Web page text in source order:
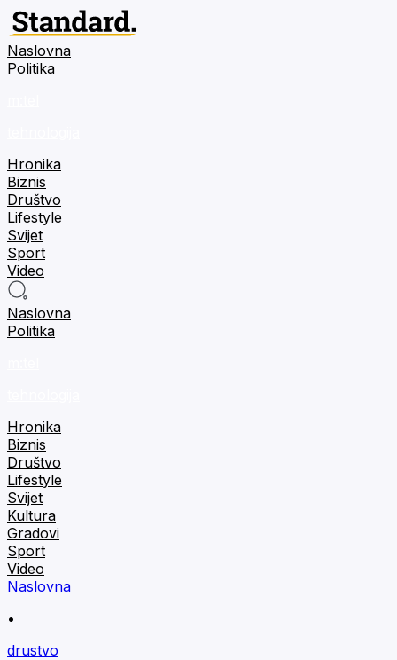
Naslovna
Politika
Hronika
Biznis
Društvo
Lifestyle
Svijet
Sport
Video
Naslovna
Politika
Hronika
Biznis
Društvo
Lifestyle
Svijet
Kultura
Gradovi
Sport
Video
Naslovna
•
drustvo